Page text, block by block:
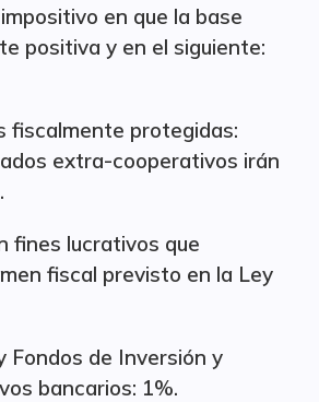
en que la base
positiva y en el siguiente:
fiscalmente protegidas:
extra-cooperativos irán
fines lucrativos que
fiscal previsto en la Ley
Fondos de Inversión y
bancarios: 1%.